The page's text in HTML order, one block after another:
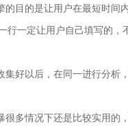
的目的是让用户在最短时间
行一定让用户自己填写的，
集好以后，在同一进行分析
很多情况下还是比较实用的